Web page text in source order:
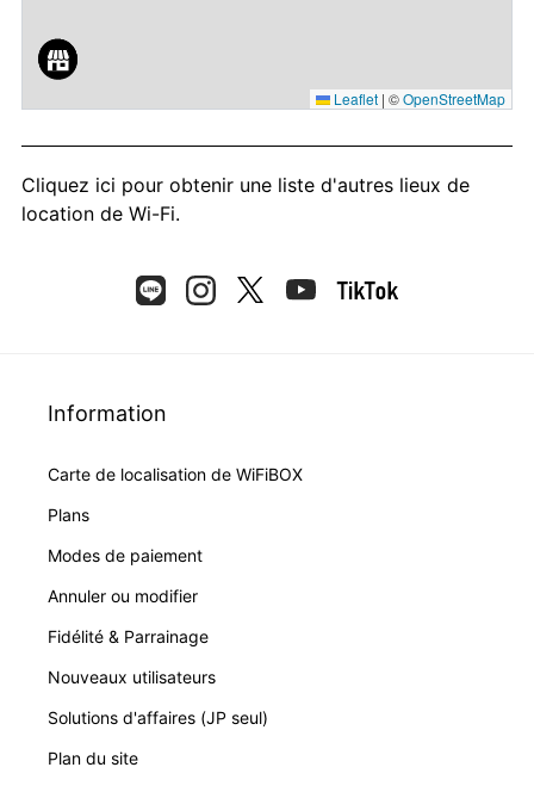
Leaflet | ©OpenStreetMap
Cliquez ici pour obtenir une liste d'autres lieux de
location de Wi-Fi.
Information
Carte de localisation de WiFiBOX
Plans
Modes de paiement
Annuler ou modifier
Fidélité & Parrainage
Nouveaux utilisateurs
Solutions d'affaires (JP seul)
Plan du site